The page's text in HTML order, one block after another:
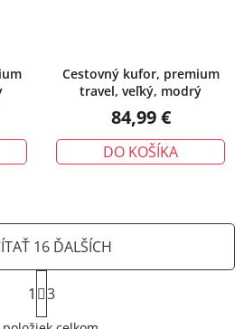
Cestovný kufor, premium
travel, veľký, modrý
84,99 €
DO KOŠÍKA
O
16 ĎALŠÍCH
S
t
r
1 3